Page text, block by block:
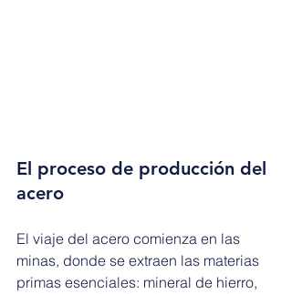
El proceso de producción del
acero
El viaje del acero comienza en las
minas, donde se extraen las materias
primas esenciales: mineral de hierro,